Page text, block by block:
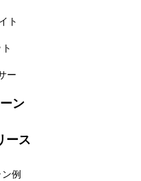
ト
ー
ン
ース
例